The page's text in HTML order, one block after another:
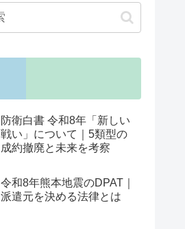
防衛白書 令和8年「新しい
戦い」について｜5類型の
成約撤廃と未来を考察
令和8年熊本地震のDPAT｜
派遣元を決める法律とは